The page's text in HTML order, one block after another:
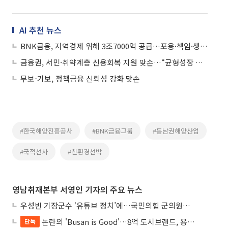
AI 추천 뉴스
BNK금융, 지역경제 위해 3조7000억 공급…포용·책임·생산적 금융 총력
금융권, 서민·취약계층 신용회복 지원 맞손…“균형성장 뒷받침”
무보-기보, 정책금융 신뢰성 강화 맞손
#한국해양진흥공사 #BNK금융그룹 #동남권해양산업
#국적선사 #친환경선박
영남취재본부 서영인 기자의 주요 뉴스
우성빈 기장군수 ‘유튜브 정치’에…국민의힘 군의원들 집단 반발
단독
논란의 'Busan is Good'…8억 도시브랜드, 용산 대통령실 CI 업체가 수행